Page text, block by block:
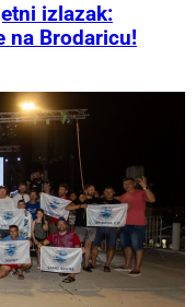
izlazak:
na Brodaricu!